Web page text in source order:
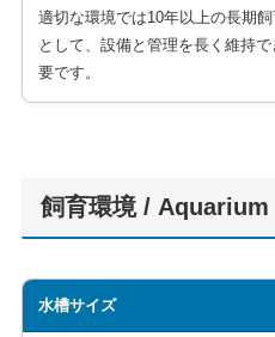
適切な環境では10年以上の長期
として、設備と管理を長く維持
要です。
飼育環境 /
水槽サイズ